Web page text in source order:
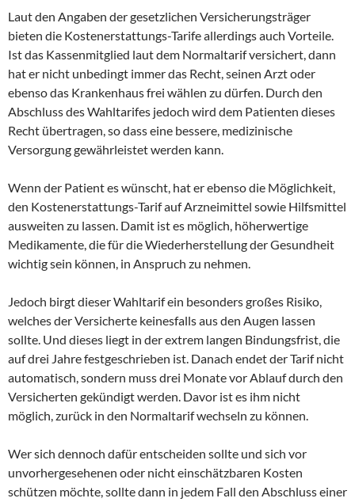
Laut den Angaben der gesetzlichen Versicherungsträger
bieten die Kostenerstattungs-Tarife allerdings auch Vorteile.
Ist das Kassenmitglied laut dem Normaltarif versichert, dann
hat er nicht unbedingt immer das Recht, seinen Arzt oder
ebenso das Krankenhaus frei wählen zu dürfen. Durch den
Abschluss des Wahltarifes jedoch wird dem Patienten dieses
Recht übertragen, so dass eine bessere, medizinische
Versorgung gewährleistet werden kann.
Wenn der Patient es wünscht, hat er ebenso die Möglichkeit,
den Kostenerstattungs-Tarif auf Arzneimittel sowie Hilfsmittel
ausweiten zu lassen. Damit ist es möglich, höherwertige
Medikamente, die für die Wiederherstellung der Gesundheit
wichtig sein können, in Anspruch zu nehmen.
Jedoch birgt dieser Wahltarif ein besonders großes Risiko,
welches der Versicherte keinesfalls aus den Augen lassen
sollte. Und dieses liegt in der extrem langen Bindungsfrist, die
auf drei Jahre festgeschrieben ist. Danach endet der Tarif nicht
automatisch, sondern muss drei Monate vor Ablauf durch den
Versicherten gekündigt werden. Davor ist es ihm nicht
möglich, zurück in den Normaltarif wechseln zu können.
Wer sich dennoch dafür entscheiden sollte und sich vor
unvorhergesehenen oder nicht einschätzbaren Kosten
schützen möchte, sollte dann in jedem Fall den Abschluss einer